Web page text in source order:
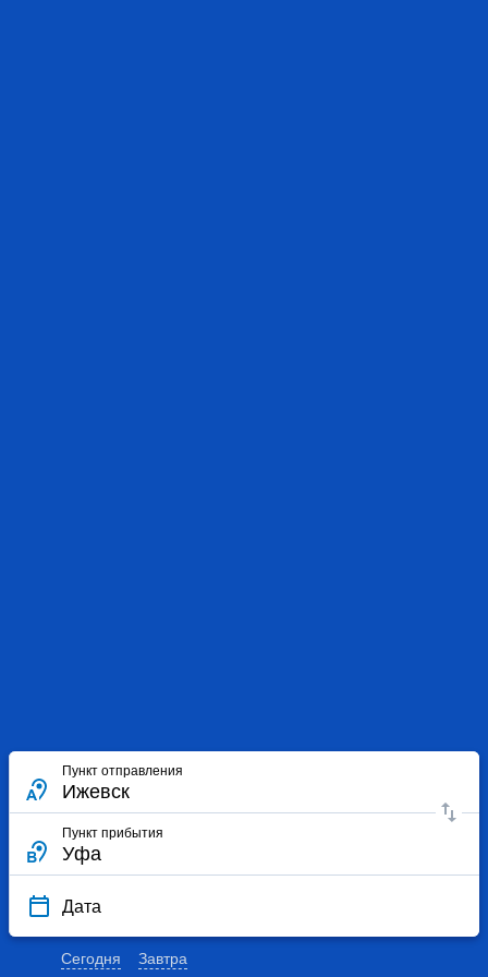
Пункт отправления
Пункт прибытия
Дата
Сегодня Завтра